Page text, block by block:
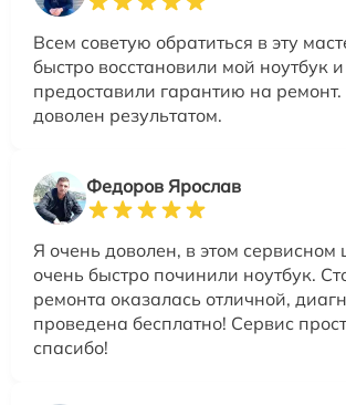
Всем советую обратиться в эту
быстро восстановили мой ноутбук и
предоставили гарантию на ремонт.
доволен результатом.
Федоров Ярослав
Я очень доволен, в этом сервисном
очень быстро починили ноутбук.
ремонта оказалась отличной,
проведена бесплатно! Сервис
спасибо!